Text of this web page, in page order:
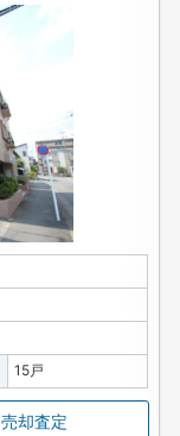
15戸
売却査定